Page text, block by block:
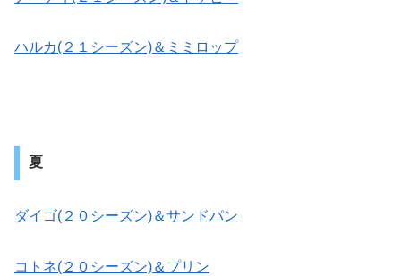
ハルカ(２１シーズン)＆ミミロップ
夏
ダイゴ(２０シーズン)＆サンドパン
コトネ(２０シーズン)＆プリン